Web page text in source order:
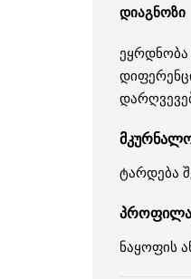
დიაგნოზი
ეყრდნობა
ტარდება
ნაყოფის